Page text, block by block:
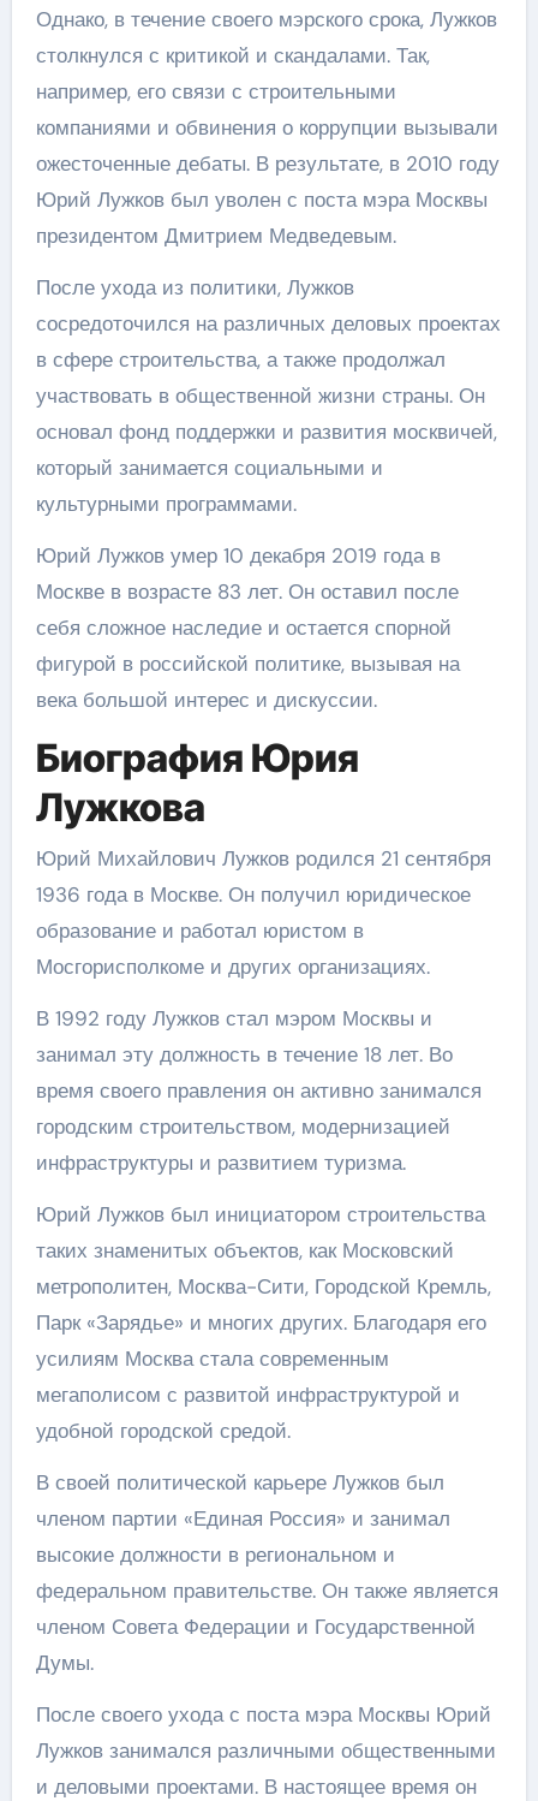
Однако, в течение своего мэрского срока, Лужков
столкнулся с критикой и скандалами. Так,
например, его связи с строительными
компаниями и обвинения о коррупции вызывали
ожесточенные дебаты. В результате, в 2010 году
Юрий Лужков был уволен с поста мэра Москвы
президентом Дмитрием Медведевым.
После ухода из политики, Лужков
сосредоточился на различных деловых проектах
в сфере строительства, а также продолжал
участвовать в общественной жизни страны. Он
основал фонд поддержки и развития москвичей,
который занимается социальными и
культурными программами.
Юрий Лужков умер 10 декабря 2019 года в
Москве в возрасте 83 лет. Он оставил после
себя сложное наследие и остается спорной
фигурой в российской политике, вызывая на
века большой интерес и дискуссии.
Биография Юрия
Лужкова
Юрий Михайлович Лужков родился 21 сентября
1936 года в Москве. Он получил юридическое
образование и работал юристом в
Мосгорисполкоме и других организациях.
В 1992 году Лужков стал мэром Москвы и
занимал эту должность в течение 18 лет. Во
время своего правления он активно занимался
городским строительством, модернизацией
инфраструктуры и развитием туризма.
Юрий Лужков был инициатором строительства
таких знаменитых объектов, как Московский
метрополитен, Москва-Сити, Городской Кремль,
Парк «Зарядье» и многих других. Благодаря его
усилиям Москва стала современным
мегаполисом с развитой инфраструктурой и
удобной городской средой.
В своей политической карьере Лужков был
членом партии «Единая Россия» и занимал
высокие должности в региональном и
федеральном правительстве. Он также является
членом Совета Федерации и Государственной
Думы.
После своего ухода с поста мэра Москвы Юрий
Лужков занимался различными общественными
и деловыми проектами. В настоящее время он